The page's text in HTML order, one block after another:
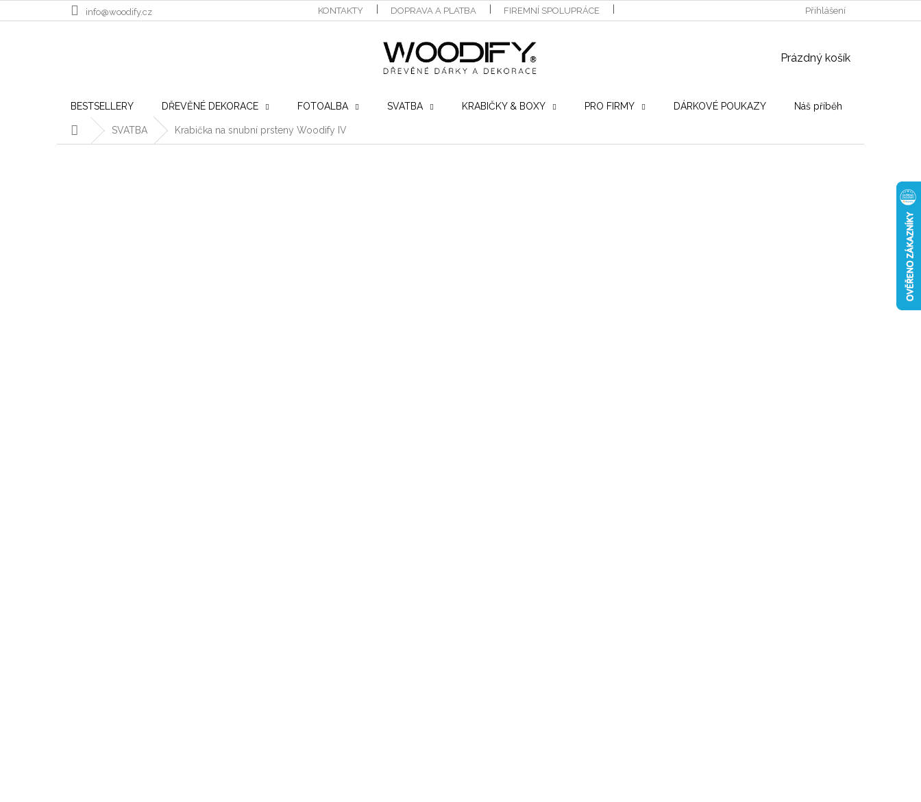
info@woodify.cz KONTAKTY DOPRAVA A PLATBA FIREMNÍ SPOLUPRÁCE STROJE PRO VÝROBUPřihlášení
NÁKUPNÍ KOŠÍK
Prázdný košík
BESTSELLERY DŘEVĚNÉ DEKORACE FOTOALBA SVATBA KRABIČKY & BOXY PRO FIRMY DÁRKOVÉ POUKAZY Náš příběh
Domů SVATBA Krabička na snubní prsteny Woodify IV